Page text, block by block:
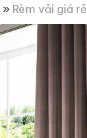
» Rèm vải giá rẻ